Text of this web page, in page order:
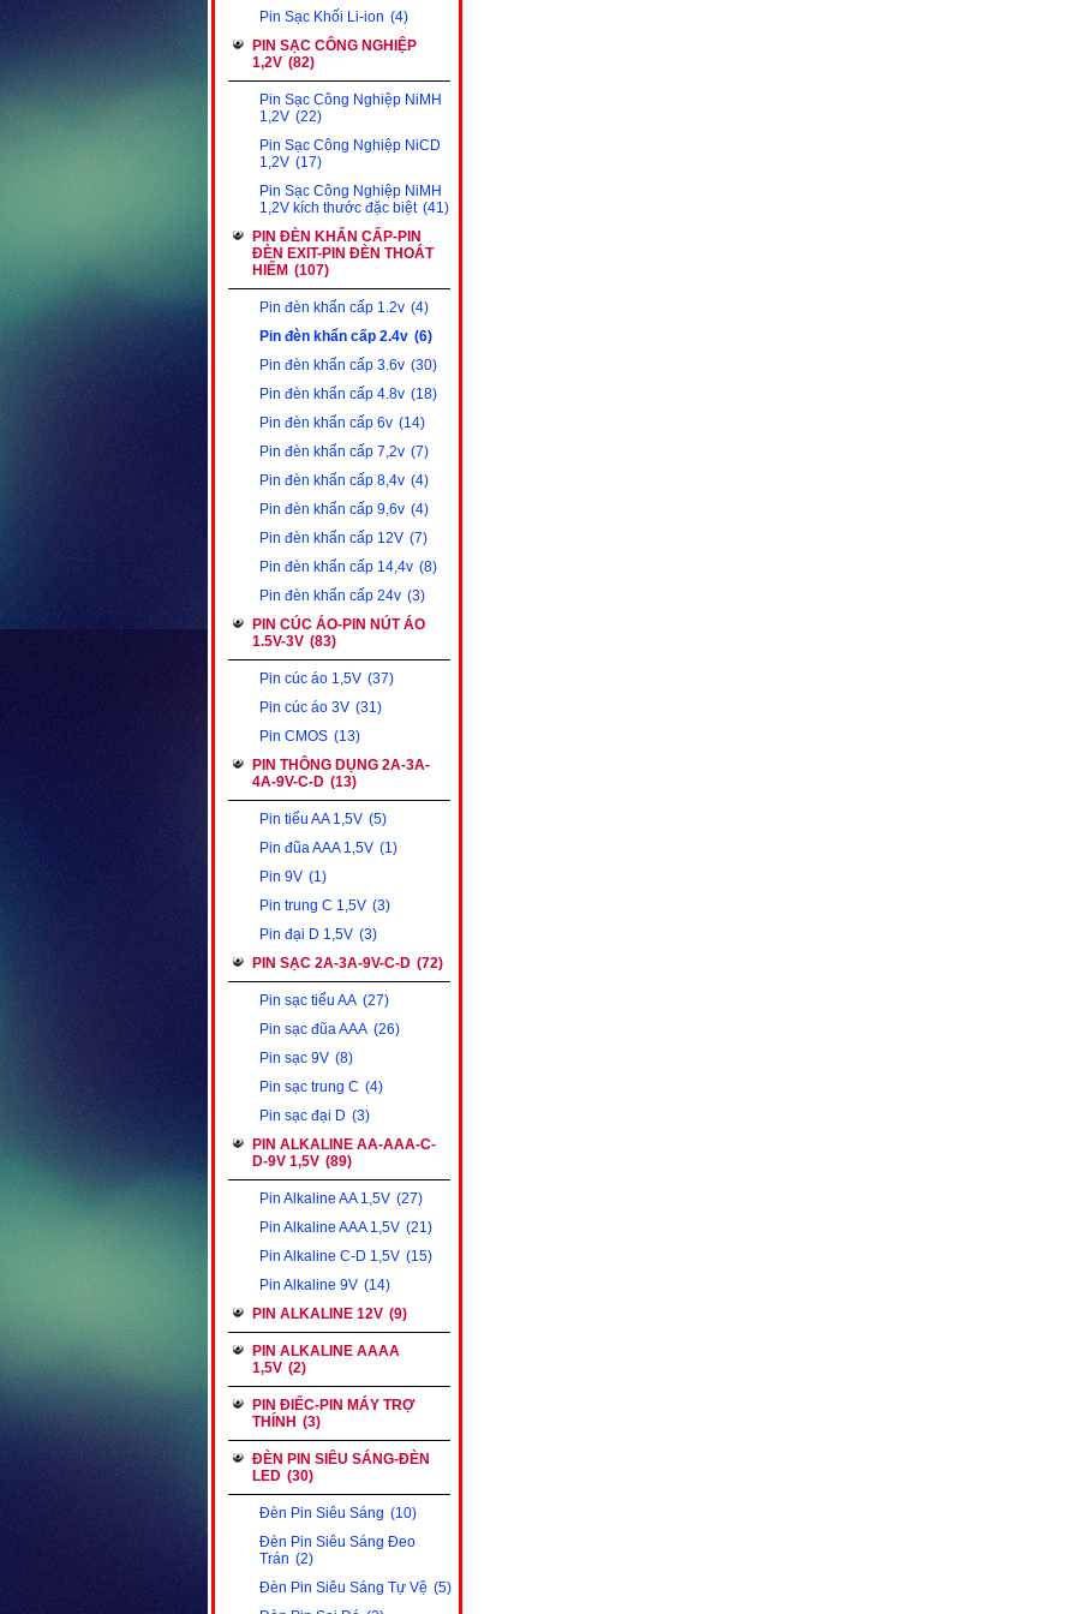
Pin Sạc Khối Li-ion (4)
PIN SẠC CÔNG NGHIỆP
1,2V (82)
Pin Sạc Công Nghiệp NiMH
1,2V (22)
Pin Sạc Công Nghiệp NiCD
1,2V (17)
Pin Sạc Công Nghiệp NiMH
1,2V kích thước đặc biệt (41)
PIN ĐÈN KHẨN CẤP-PIN
ĐÈN EXIT-PIN ĐÈN THOÁT
HIỂM (107)
Pin đèn khẩn cấp 1.2v (4)
Pin đèn khẩn cấp 2.4v (6)
Pin đèn khẩn cấp 3.6v (30)
Pin đèn khẩn cấp 4.8v (18)
Pin đèn khẩn cấp 6v (14)
Pin đèn khẩn cấp 7,2v (7)
Pin đèn khẩn cấp 8,4v (4)
Pin đèn khẩn cấp 9,6v (4)
Pin đèn khẩn cấp 12V (7)
Pin đèn khẩn cấp 14,4v (8)
Pin đèn khẩn cấp 24v (3)
PIN CÚC ÁO-PIN NÚT ÁO
1.5V-3V (83)
Pin cúc áo 1,5V (37)
Pin cúc áo 3V (31)
Pin CMOS (13)
PIN THÔNG DỤNG 2A-3A-
4A-9V-C-D (13)
Pin tiểu AA 1,5V (5)
Pin đũa AAA 1,5V (1)
Pin 9V (1)
Pin trung C 1,5V (3)
Pin đại D 1,5V (3)
PIN SẠC 2A-3A-9V-C-D (72)
Pin sạc tiểu AA (27)
Pin sạc đũa AAA (26)
Pin sạc 9V (8)
Pin sạc trung C (4)
Pin sạc đại D (3)
PIN ALKALINE AA-AAA-C-
D-9V 1,5V (89)
Pin Alkaline AA 1,5V (27)
Pin Alkaline AAA 1,5V (21)
Pin Alkaline C-D 1,5V (15)
Pin Alkaline 9V (14)
PIN ALKALINE 12V (9)
PIN ALKALINE AAAA
1,5V (2)
PIN ĐIẾC-PIN MÁY TRỢ
THÍNH (3)
ĐÈN PIN SIÊU SÁNG-ĐÈN
LED (30)
Đèn Pin Siêu Sáng (10)
Đèn Pin Siêu Sáng Đeo
Trán (2)
Đèn Pin Siêu Sáng Tự Vệ (5)